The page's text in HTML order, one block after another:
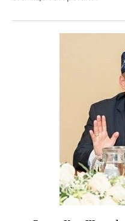
НЕФТЬ
ТРАНСПОРТ
ТЕЛЕКОММУНИКАЦИИ
НОВОСТИ
ВЫЕЗДНАЯ РЕДАКЦИЯ
ONLINE-
ОТКРЫТАЯ ЛЕКЦИЯ
КИБЕРСПОРТ
НОВОСТИ ОБЩЕСТВА
ИНФРАСТРУКТУРА
КУЛЬТУРА
СПРАВОЧНИК
СПИСОК ПЕРСОН
СПИСОК КОМПАНИЙ
ПОЛНАЯ ВЕРСИЯ